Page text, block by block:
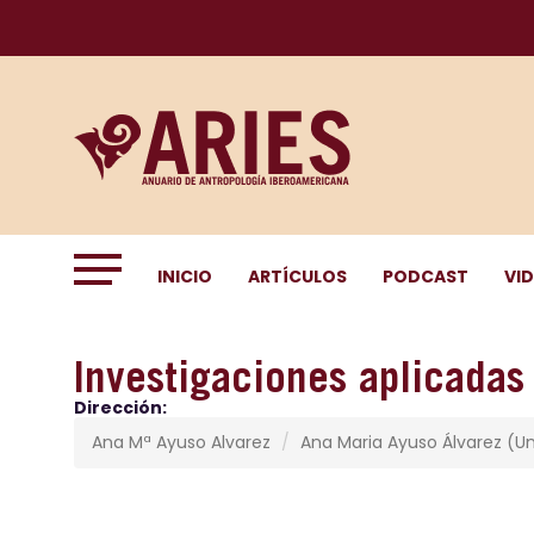
INICIO ARTÍCULOS PODCAST
Investigaciones aplicadas
Dirección:
Ana Mª Ayuso Alvarez
Ana Maria Ayuso Álvarez